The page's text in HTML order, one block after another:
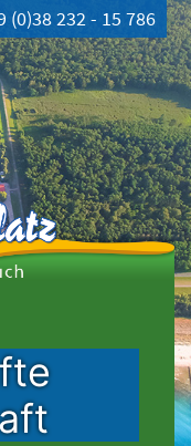
(0)38 232 - 15 786